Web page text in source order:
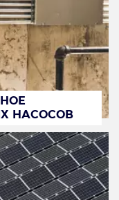
НАСОСОВ